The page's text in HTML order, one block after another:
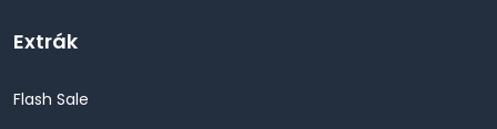
Extrák
Flash Sale